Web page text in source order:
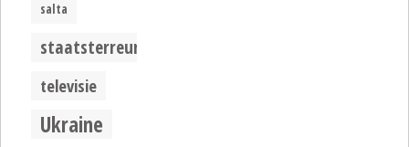
salta
staatsterreur
televisie
Ukraine